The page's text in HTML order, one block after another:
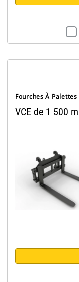
Fourches À Palettes
VCE de 1 500